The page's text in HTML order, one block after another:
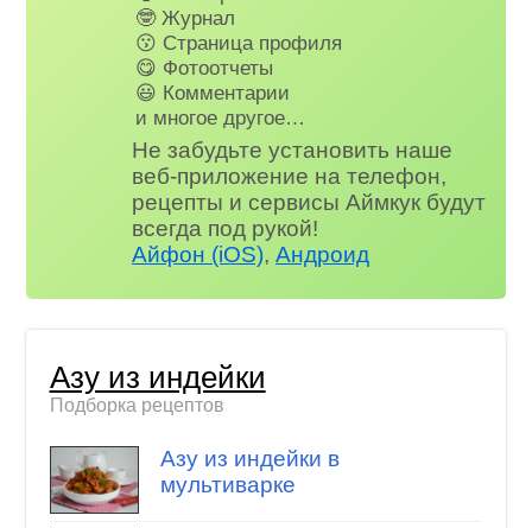
🤓 Журнал
😗 Страница профиля
😋 Фотоотчеты
😃 Комментарии
и многое другое…
Не забудьте установить наше
веб-приложение на телефон,
рецепты и сервисы Аймкук будут
всегда под рукой!
Айфон (iOS),Андроид
Азу из индейки
Подборка рецептов
Азу из индейки в
мультиварке